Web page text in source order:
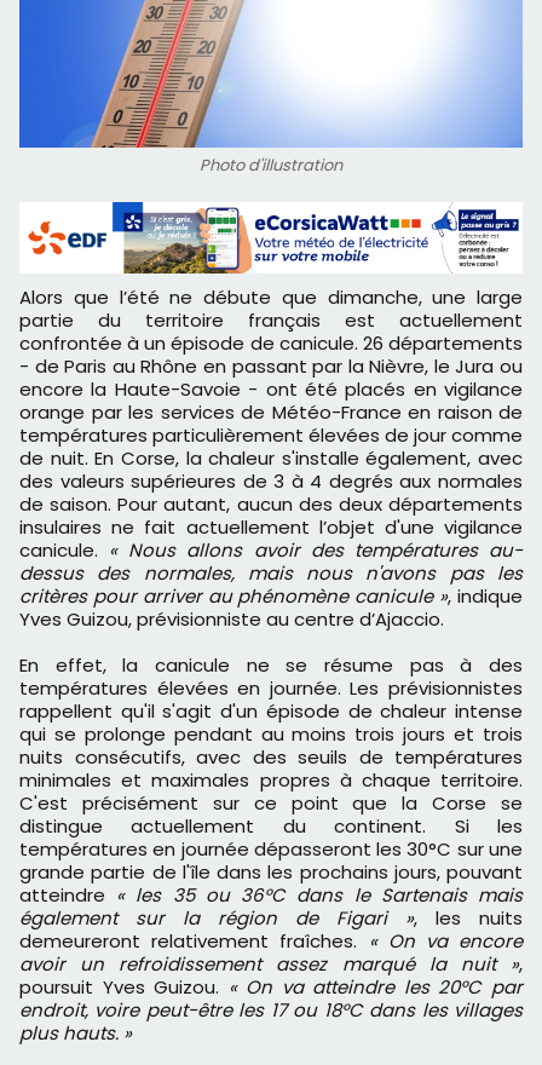
Photo d'illustration
Alors que l’été ne débute que dimanche, une large
partie du territoire français est actuellement
confrontée à un épisode de canicule. 26 départements
- de Paris au Rhône en passant par la Nièvre, le Jura ou
encore la Haute-Savoie - ont été placés en vigilance
orange par les services de Météo-France en raison de
températures particulièrement élevées de jour comme
de nuit. En Corse, la chaleur s'installe également, avec
des valeurs supérieures de 3 à 4 degrés aux normales
de saison. Pour autant, aucun des deux départements
insulaires ne fait actuellement l’objet d'une vigilance
canicule. « Nous allons avoir des températures au-
dessus des normales, mais nous n'avons pas les
critères pour arriver au phénomène canicule », indique
Yves Guizou, prévisionniste au centre d’Ajaccio.
En effet, la canicule ne se résume pas à des
températures élevées en journée. Les prévisionnistes
rappellent qu'il s'agit d'un épisode de chaleur intense
qui se prolonge pendant au moins trois jours et trois
nuits consécutifs, avec des seuils de températures
minimales et maximales propres à chaque territoire.
C'est précisément sur ce point que la Corse se
distingue actuellement du continent. Si les
températures en journée dépasseront les 30°C sur une
grande partie de l'île dans les prochains jours, pouvant
atteindre « les 35 ou 36°C dans le Sartenais mais
également sur la région de Figari », les nuits
demeureront relativement fraîches.
« On va encore
avoir un refroidissement assez marqué la nuit »,
poursuit Yves Guizou. « On va atteindre les 20°C par
endroit, voire peut-être les 17 ou 18°C dans les villages
plus hauts. »